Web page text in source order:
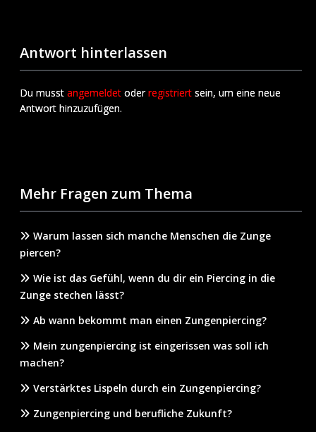
Antwort hinterlassen
Du musst angemeldet oderregistriert sein, um eine neue
Antwort hinzuzufügen.
Mehr Fragen zum Thema
Warum lassen sich manche Menschen die Zunge
piercen?
Wie ist das Gefühl, wenn du dir ein Piercing in die
Zunge stechen lässt?
Ab wann bekommt man einen Zungenpiercing?
Mein zungenpiercing ist eingerissen was soll ich
machen?
Verstärktes Lispeln durch ein Zungenpiercing?
Zungenpiercing und berufliche Zukunft?